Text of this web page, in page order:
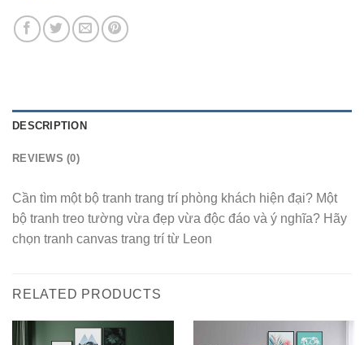
DESCRIPTION
REVIEWS (0)
Cần tìm một bộ tranh trang trí phòng khách hiện đại? Một
bộ tranh treo tường vừa đẹp vừa độc đáo và ý nghĩa? Hãy
chọn tranh canvas trang trí từ Leon
RELATED PRODUCTS